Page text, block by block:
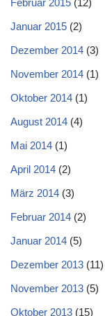
Februar 2015 (12)
Januar 2015 (2)
Dezember 2014 (3)
November 2014 (1)
Oktober 2014 (1)
August 2014 (4)
Mai 2014 (1)
April 2014 (2)
März 2014 (3)
Februar 2014 (2)
Januar 2014 (5)
Dezember 2013 (11)
November 2013 (5)
Oktober 2013 (15)